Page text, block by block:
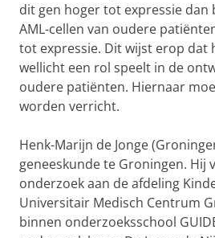
dit gen hoger tot expressie dan
AML-cellen van oudere
tot expressie. Dit wijst erop dat
wellicht een rol speelt in de
oudere patiënten. Hiernaar
worden verricht.
Henk-Marijn de Jonge
geneeskunde te Groningen. Hij
onderzoek aan de afdeling
Universitair Medisch Centrum
binnen onderzoeksschool